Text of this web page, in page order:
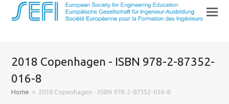
2018 Copenhagen - ISBN 978-2-87352-
016-8
Home » 2018 Copenhagen - ISBN 978-2-87352-016-8